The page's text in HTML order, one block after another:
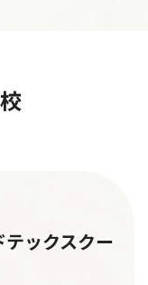
ックスクー